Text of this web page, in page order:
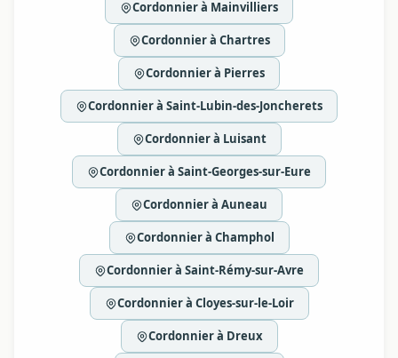
Cordonnier à Mainvilliers
Cordonnier à Chartres
Cordonnier à Pierres
Cordonnier à Saint-Lubin-des-Joncherets
Cordonnier à Luisant
Cordonnier à Saint-Georges-sur-Eure
Cordonnier à Auneau
Cordonnier à Champhol
Cordonnier à Saint-Rémy-sur-Avre
Cordonnier à Cloyes-sur-le-Loir
Cordonnier à Dreux